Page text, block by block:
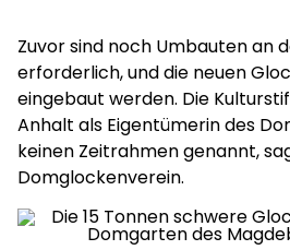
Zuvor sind noch Umbauten an
erforderlich, und die neuen
eingebaut werden. Die
Anhalt als Eigentümerin des
keinen Zeitrahmen genannt,
Domglockenverein.